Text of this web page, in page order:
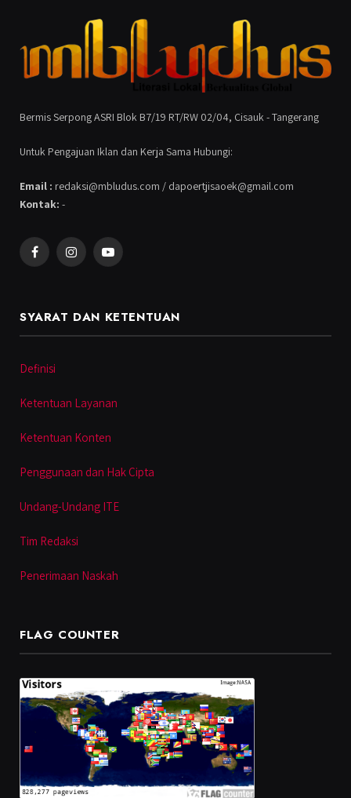
Bermis Serpong ASRI Blok B7/19 RT/RW 02/04, Cisauk - Tangerang
Untuk Pengajuan Iklan dan Kerja Sama Hubungi:
Email : redaksi@mbludus.com / dapoertjisaoek@gmail.com
Kontak: -
FacebookInstagramYouTube
SYARAT DAN KETENTUAN
Definisi
Ketentuan Layanan
Ketentuan Konten
Penggunaan dan Hak Cipta
Undang-Undang ITE
Tim Redaksi
Penerimaan Naskah
FLAG COUNTER